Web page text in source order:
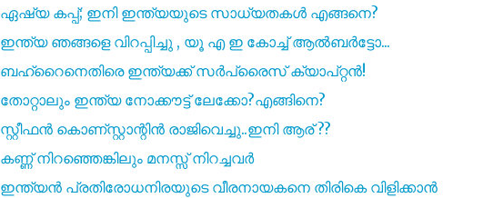
ഏഷ്യ കപ്പ്; ഇനി ഇന്ത്യയുടെ സാധ്യതകൾ എങ്ങനെ?
ഇന്ത്യ ഞങ്ങളെ വിറപ്പിച്ചു , യൂ എ ഇ കോച്ച് ആൽബർട്ടോ...
ബഹ്റൈനെതിരെ ഇന്ത്യക്ക് സർപ്രൈസ് ക്യാപ്റ്റൻ!
തോറ്റാലും ഇന്ത്യ നോക്കൗട്ട് ലേക്കോ?എങ്ങിനെ?
സ്റ്റീഫൻ കൊണ്സ്റ്റാന്റിൻ രാജിവെച്ചു..ഇനി ആര് ??
കണ്ണ് നിറഞ്ഞെങ്കിലും മനസ്സ് നിറച്ചവർ
ഇന്ത്യൻ പ്രതിരോധനിരയുടെ വീരനായകനെ തിരികെ വിളിക്കാൻ